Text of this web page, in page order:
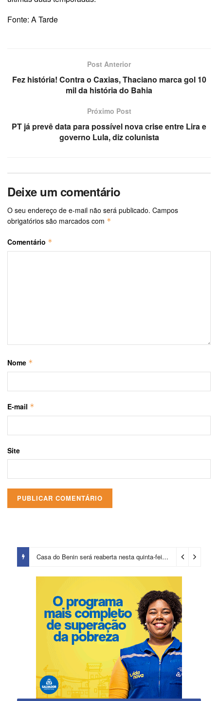
Fonte: A Tarde
Post Anterior
Fez história! Contra o Caxias, Thaciano marca gol 10
mil da história do Bahia
Próximo Post
PT já prevê data para possível nova crise entre Lira e
governo Lula, diz colunista
Deixe um comentário
O seu endereço de e-mail não será publicado. Campos
obrigatórios são marcados com *
Comentário *
Nome *
E-mail *
Site
Casa do Benin será reaberta nesta quinta-feira (6) 8 horas ago